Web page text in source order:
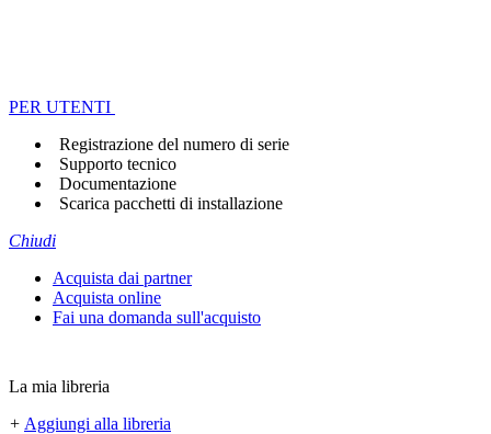
PER UTENTI
Registrazione del numero di serie
Supporto tecnico
Documentazione
Scarica pacchetti di installazione
Chiudi
Acquista dai partner
Acquista online
Fai una domanda sull'acquisto
La mia libreria
+ Aggiungi alla libreria